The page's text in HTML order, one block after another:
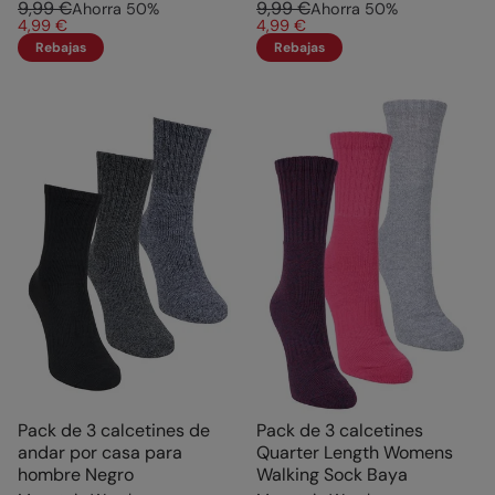
9,99 €Ahorra 50%
4,99 €
Rebajas
9,99 €Ahorra 50%
4,99 €
Rebajas
Pack de 3 calcetines de
andar por casa para
hombre Negro
Pack de 3 calcetines
Quarter Length Womens
Walking Sock Baya